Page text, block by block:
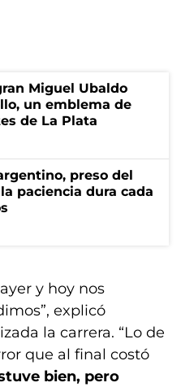
Miguel Ubaldo
un emblema de
de La Plata
preso del
paciencia dura cada
y hoy nos
explicó
la carrera. “Lo de
que al final costó
bien, pero